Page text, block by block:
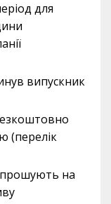
для
випускник
(перелік
на